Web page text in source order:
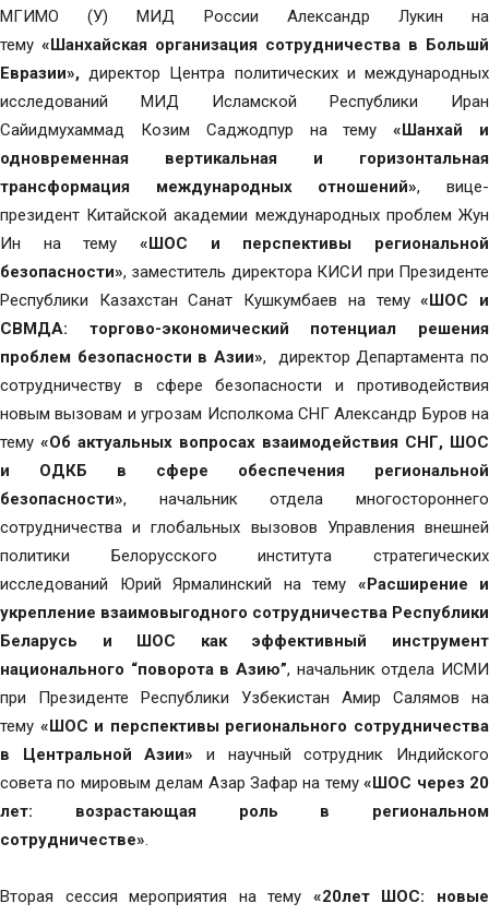
МГИМО (У) МИД России Александр Лукин на
тему «Шанхайская организация сотрудничества в Большй
Евразии», директор Центра политических и международных
исследований МИД Исламской Республики Иран
Сайидмухаммад Козим Саджодпур на тему«Шанхай и
одновременная вертикальная и горизонтальная
трансформация международных отношений», вице-
президент Китайской академии международных проблем Жун
Ин на тему «ШОС и перспективы региональной
безопасности», заместитель директора КИСИ при Президенте
Республики Казахстан Санат Кушкумбаев на тему«ШОС и
СВМДА: торгово-экономический потенциал решения
проблем безопасности в Азии», директор Департамента по
сотрудничеству в сфере безопасности и противодействия
новым вызовам и угрозам Исполкома СНГ Александр Буров на
тему «Об актуальных вопросах взаимодействия СНГ, ШОС
и ОДКБ в сфере обеспечения региональной
безопасности», начальник отдела многостороннего
сотрудничества и глобальных вызовов Управления внешней
политики Белорусского института стратегических
исследований Юрий Ярмалинский на тему «Расширение и
укрепление взаимовыгодного сотрудничества Республики
Беларусь и ШОС как эффективный инструмент
национального “поворота в Азию”, начальник отдела ИСМИ
при Президенте Республики Узбекистан Амир Салямов на
тему «ШОС и перспективы регионального сотрудничества
в Центральной Азии» и научный сотрудник Индийского
совета по мировым делам Азар Зафар на тему«ШОС через 20
лет: возрастающая роль в региональном
сотрудничестве».
Вторая сессия мероприятия на тему «20лет ШОС: новые